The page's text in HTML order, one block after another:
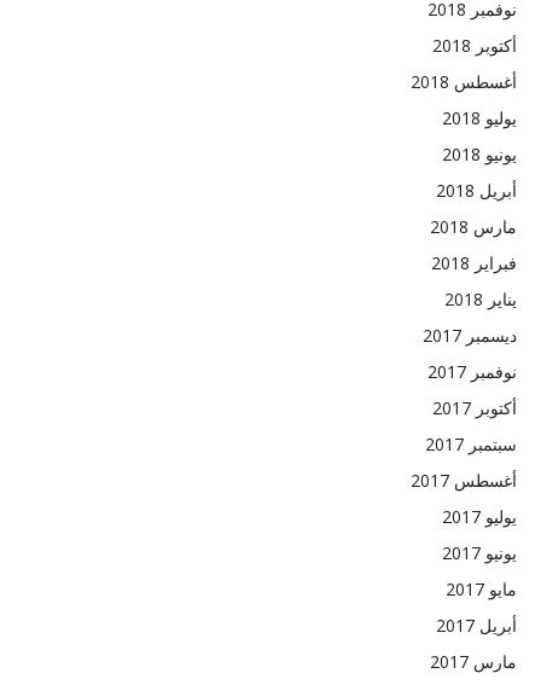
نوفمبر 2018
أكتوبر 2018
أغسطس 2018
يوليو 2018
يونيو 2018
أبريل 2018
مارس 2018
فبراير 2018
يناير 2018
ديسمبر 2017
نوفمبر 2017
أكتوبر 2017
سبتمبر 2017
أغسطس 2017
يوليو 2017
يونيو 2017
مايو 2017
أبريل 2017
مارس 2017